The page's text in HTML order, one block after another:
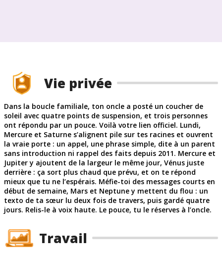
Vie privée
Dans la boucle familiale, ton oncle a posté un coucher de
soleil avec quatre points de suspension, et trois personnes
ont répondu par un pouce. Voilà votre lien officiel. Lundi,
Mercure et Saturne s’alignent pile sur tes racines et ouvrent
la vraie porte : un appel, une phrase simple, dite à un parent
sans introduction ni rappel des faits depuis 2011. Mercure et
Jupiter y ajoutent de la largeur le même jour, Vénus juste
derrière : ça sort plus chaud que prévu, et on te répond
mieux que tu ne l’espérais. Méfie-toi des messages courts en
début de semaine, Mars et Neptune y mettent du flou : un
texto de ta sœur lu deux fois de travers, puis gardé quatre
jours. Relis-le à voix haute. Le pouce, tu le réserves à l’oncle.
Travail